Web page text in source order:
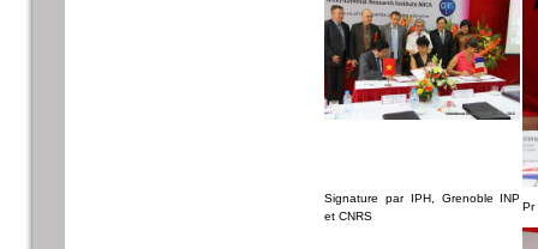
Signature par IPH, Grenoble INP
et CNRS
Pr